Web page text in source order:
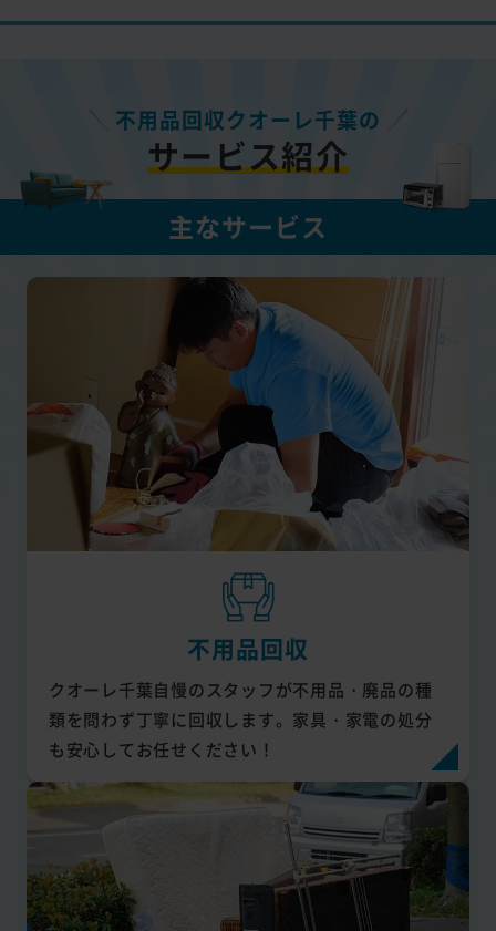
不用品回収クオーレ千葉の
サービス紹介
主なサービス
不用品回収
クオーレ千葉自慢のスタッフが不用品・廃品の種
類を問わず丁寧に回収します。家具・家電の処分
も安心してお任せください！